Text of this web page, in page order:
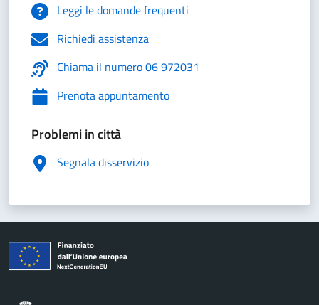
Leggi le domande frequenti
Richiedi assistenza
Chiama il numero 06 972031
Prenota appuntamento
Problemi in città
Segnala disservizio